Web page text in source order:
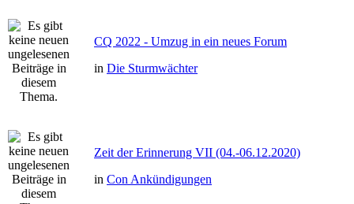
CQ 2022 - Umzug in ein neues Forum
in Die Sturmwächter
Zeit der Erinnerung VII (04.-06.12.2020)
in Con Ankündigungen